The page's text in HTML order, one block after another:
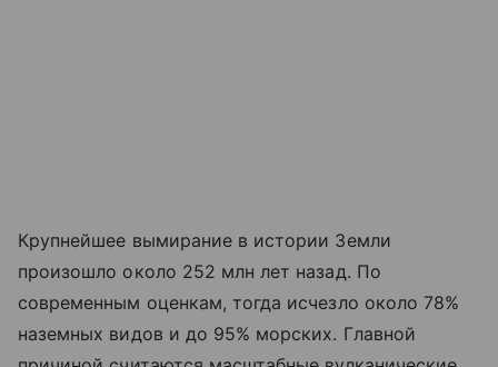
Крупнейшее вымирание в истории Земли
произошло около 252 млн лет назад. По
современным оценкам, тогда исчезло около 78%
наземных видов и до 95% морских. Главной